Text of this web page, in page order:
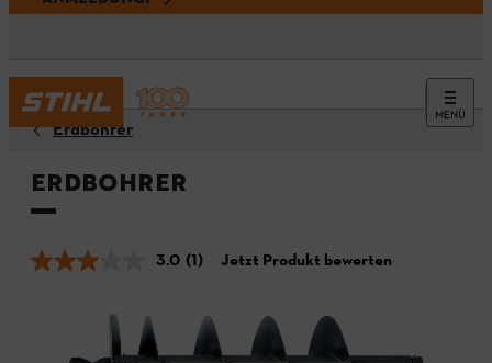
MENÜ
Erdbohrer
Erdbohrer
3.0 (1) Jetzt Produkt bewerten